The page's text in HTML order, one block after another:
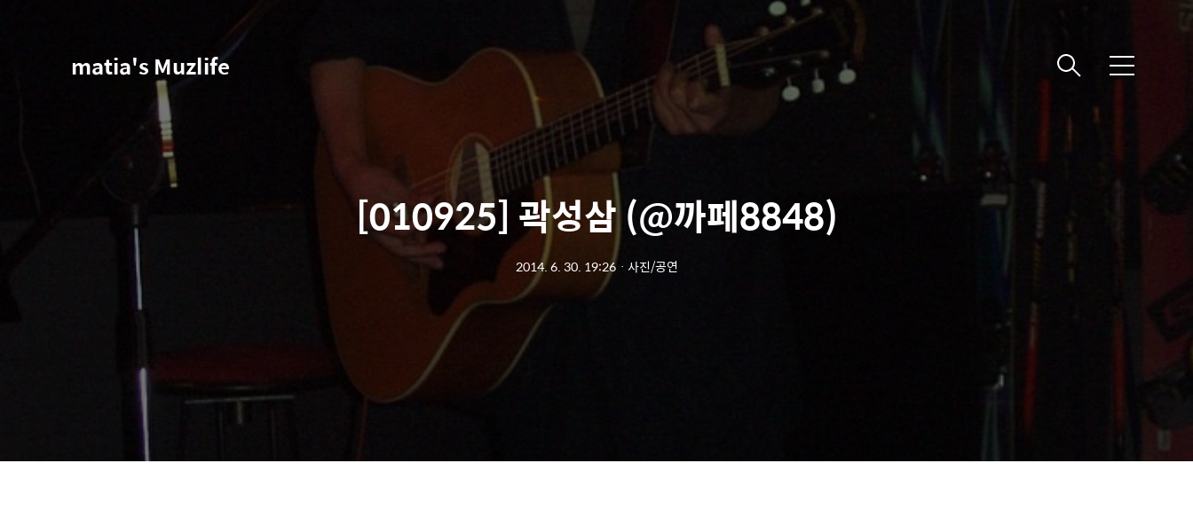
matia's Muzlife 메
[010925] 곽성삼 (@까페8848)
2014. 6. 30. 19:26ㆍ 사진/공연